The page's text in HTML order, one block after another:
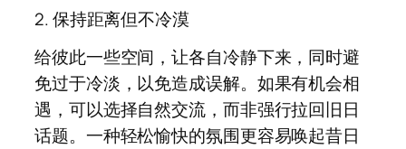
2. 保持距离但不冷漠
给彼此一些空间，让各自冷静下来，同时避
免过于冷淡，以免造成误解。如果有机会相
遇，可以选择自然交流，而非强行拉回旧日
话题。一种轻松愉快的氛围更容易唤起昔日